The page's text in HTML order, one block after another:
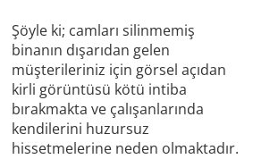
Şöyle ki; camları silinmemiş
binanın dışarıdan gelen
müşterileriniz için görsel açıdan
kirli görüntüsü kötü intiba
bırakmakta ve çalışanlarında
kendilerini huzursuz
hissetmelerine neden olmaktadır.